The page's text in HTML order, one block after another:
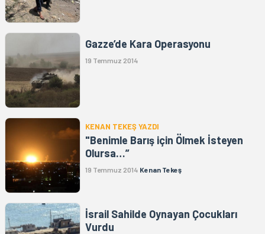
Gazze’de Kara Operasyonu
19 Temmuz 2014
KENAN TEKEŞ YAZDI
"Benimle Barış için Ölmek İsteyen
Olursa…”
19 Temmuz 2014 Kenan Tekeş
İsrail Sahilde Oynayan Çocukları
Vurdu